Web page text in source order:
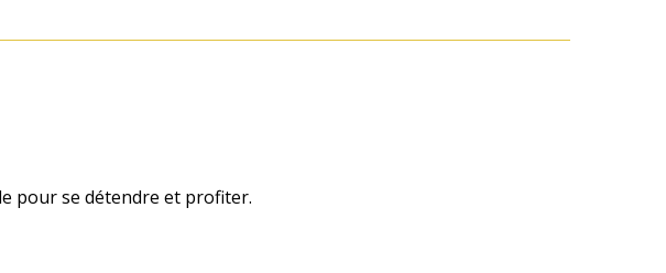
pour se détendre et profiter.